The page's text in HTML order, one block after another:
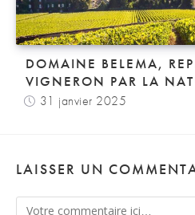
DOMAINE BELEMA,
VIGNERON PAR LA
31 janvier 2025
LAISSER UN
Comment